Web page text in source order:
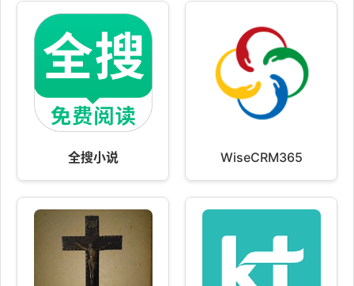
全搜小说 WiseCRM365